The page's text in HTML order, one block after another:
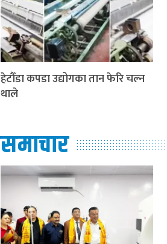
हेटौँडा कपडा उद्योगका तान फेरि चल्न
थाले
समाचार